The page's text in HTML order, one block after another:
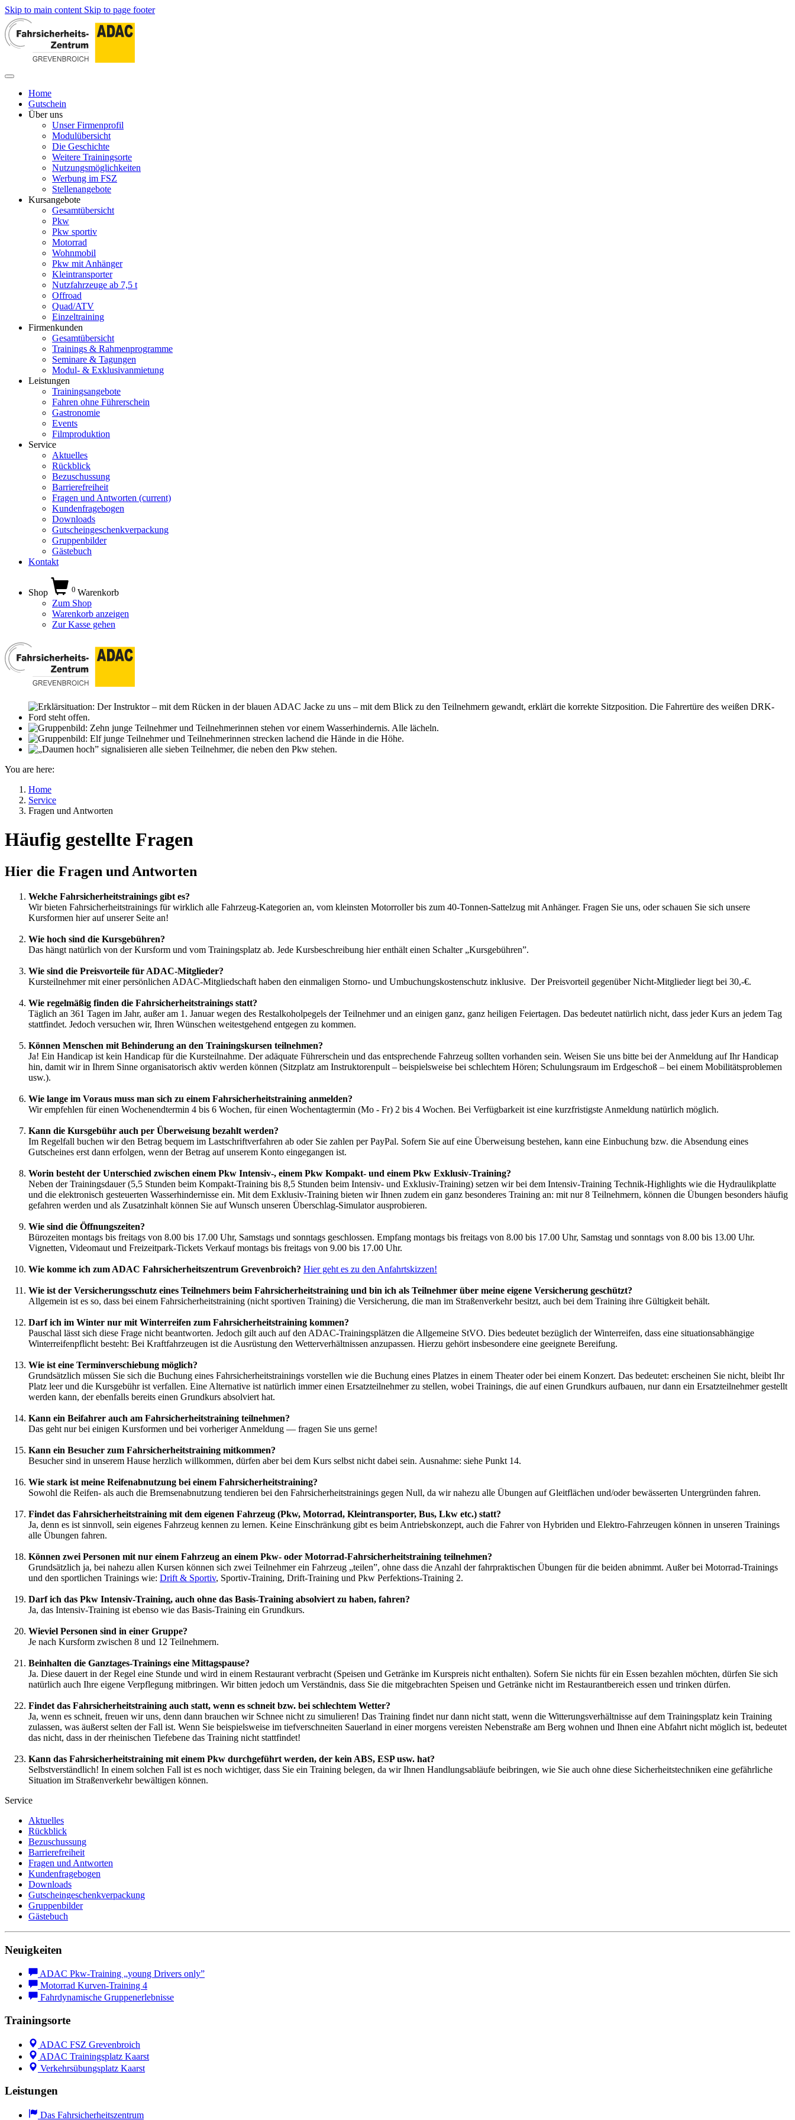
Skip to main content Skip to page footer
Home
Gutschein
Über uns
Unser Firmenprofil
Modulübersicht
Die Geschichte
Weitere Trainingsorte
Nutzungsmöglichkeiten
Werbung im FSZ
Stellenangebote
Kursangebote
Gesamtübersicht
Pkw
Pkw sportiv
Motorrad
Wohnmobil
Pkw mit Anhänger
Kleintransporter
Nutzfahrzeuge ab 7,5 t
Offroad
Quad/ATV
Einzeltraining
Firmenkunden
Gesamtübersicht
Trainings & Rahmenprogramme
Seminare & Tagungen
Modul- & Exklusivanmietung
Leistungen
Trainingsangebote
Fahren ohne Führerschein
Gastronomie
Events
Filmproduktion
Service
Aktuelles
Rückblick
Bezuschussung
Barrierefreiheit
Fragen und Antworten (current)
Kundenfragebogen
Downloads
Gutscheingeschenkverpackung
Gruppenbilder
Gästebuch
Kontakt
Shop 0 Warenkorb
Zum Shop
Warenkorb anzeigen
Zur Kasse gehen
You are here:
Home
Service
Fragen und Antworten
Häufig gestellte Fragen
Hier die Fragen und Antworten
Welche Fahrsicherheitstrainings gibt es?
Wir bieten Fahrsicherheitstrainings für wirklich alle Fahrzeug-Kategorien an, vom kleinsten Motorroller bis zum 40-Tonnen-Sattelzug mit Anhänger. Fragen Sie uns, oder schauen Sie sich unsere
Kursformen hier auf unserer Seite an!
Wie hoch sind die Kursgebühren?
Das hängt natürlich von der Kursform und vom Trainingsplatz ab. Jede Kursbeschreibung hier enthält einen Schalter „Kursgebühren”.
Wie sind die Preisvorteile für ADAC-Mitglieder?
Kursteilnehmer mit einer persönlichen ADAC-Mitgliedschaft haben den einmaligen Storno- und Umbuchungskostenschutz inklusive. Der Preisvorteil gegenüber Nicht-Mitglieder liegt bei 30,-€.
Wie regelmäßig finden die Fahrsicherheitstrainings statt?
Täglich an 361 Tagen im Jahr, außer am 1. Januar wegen des Restalkoholpegels der Teilnehmer und an einigen ganz, ganz heiligen Feiertagen. Das bedeutet natürlich nicht, dass jeder Kurs an jedem Tag
stattfindet. Jedoch versuchen wir, Ihren Wünschen weitestgehend entgegen zu kommen.
Können Menschen mit Behinderung an den Trainingskursen teilnehmen?
Ja! Ein Handicap ist kein Handicap für die Kursteilnahme. Der adäquate Führerschein und das entsprechende Fahrzeug sollten vorhanden sein. Weisen Sie uns bitte bei der Anmeldung auf Ihr Handicap
hin, damit wir in Ihrem Sinne organisatorisch aktiv werden können (Sitzplatz am Instruktorenpult – beispielsweise bei schlechtem Hören; Schulungsraum im Erdgeschoß – bei einem Mobilitätsproblemen
usw.).
Wie lange im Voraus muss man sich zu einem Fahrsicherheitstraining anmelden?
Wir empfehlen für einen Wochenendtermin 4 bis 6 Wochen, für einen Wochentagtermin (Mo - Fr) 2 bis 4 Wochen. Bei Verfügbarkeit ist eine kurzfristigste Anmeldung natürlich möglich.
Kann die Kursgebühr auch per Überweisung bezahlt werden?
Im Regelfall buchen wir den Betrag bequem im Lastschriftverfahren ab oder Sie zahlen per PayPal. Sofern Sie auf eine Überweisung bestehen, kann eine Einbuchung bzw. die Absendung eines
Gutscheines erst dann erfolgen, wenn der Betrag auf unserem Konto eingegangen ist.
Worin besteht der Unterschied zwischen einem Pkw Intensiv-, einem Pkw Kompakt- und einem Pkw Exklusiv-Training?
Neben der Trainingsdauer (5,5 Stunden beim Kompakt-Training bis 8,5 Stunden beim Intensiv- und Exklusiv-Training) setzen wir bei dem Intensiv-Training Technik-Highlights wie die Hydraulikplatte
und die elektronisch gesteuerten Wasserhindernisse ein. Mit dem Exklusiv-Training bieten wir Ihnen zudem ein ganz besonderes Training an: mit nur 8 Teilnehmern, können die Übungen besonders häufig
gefahren werden und als Zusatzinhalt können Sie auf Wunsch unseren Überschlag-Simulator ausprobieren.
Wie sind die Öffnungszeiten?
Bürozeiten montags bis freitags von 8.00 bis 17.00 Uhr, Samstags und sonntags geschlossen. Empfang montags bis freitags von 8.00 bis 17.00 Uhr, Samstag und sonntags von 8.00 bis 13.00 Uhr.
Vignetten, Videomaut und Freizeitpark-Tickets Verkauf montags bis freitags von 9.00 bis 17.00 Uhr.
Wie komme ich zum ADAC Fahrsicherheitszentrum Grevenbroich? Hier geht es zu den Anfahrtskizzen!
Wie ist der Versicherungsschutz eines Teilnehmers beim Fahrsicherheitstraining und bin ich als Teilnehmer über meine eigene Versicherung geschützt?
Allgemein ist es so, dass bei einem Fahrsicherheitstraining (nicht sportiven Training) die Versicherung, die man im Straßenverkehr besitzt, auch bei dem Training ihre Gültigkeit behält.
Darf ich im Winter nur mit Winterreifen zum Fahrsicherheitstraining kommen?
Pauschal lässt sich diese Frage nicht beantworten. Jedoch gilt auch auf den ADAC-Trainingsplätzen die Allgemeine StVO. Dies bedeutet bezüglich der Winterreifen, dass eine situationsabhängige
Winterreifenpflicht besteht: Bei Kraftfahrzeugen ist die Ausrüstung den Wetterverhältnissen anzupassen. Hierzu gehört insbesondere eine geeignete Bereifung.
Wie ist eine Terminverschiebung möglich?
Grundsätzlich müssen Sie sich die Buchung eines Fahrsicherheitstrainings vorstellen wie die Buchung eines Platzes in einem Theater oder bei einem Konzert. Das bedeutet: erscheinen Sie nicht, bleibt Ihr
Platz leer und die Kursgebühr ist verfallen. Eine Alternative ist natürlich immer einen Ersatzteilnehmer zu stellen, wobei Trainings, die auf einen Grundkurs aufbauen, nur dann ein Ersatzteilnehmer gestellt
werden kann, der ebenfalls bereits einen Grundkurs absolviert hat.
Kann ein Beifahrer auch am Fahrsicherheitstraining teilnehmen?
Das geht nur bei einigen Kursformen und bei vorheriger Anmeldung — fragen Sie uns gerne!
Kann ein Besucher zum Fahrsicherheitstraining mitkommen?
Besucher sind in unserem Hause herzlich willkommen, dürfen aber bei dem Kurs selbst nicht dabei sein. Ausnahme: siehe Punkt 14.
Wie stark ist meine Reifenabnutzung bei einem Fahrsicherheitstraining?
Sowohl die Reifen- als auch die Bremsenabnutzung tendieren bei den Fahrsicherheitstrainings gegen Null, da wir nahezu alle Übungen auf Gleitflächen und/oder bewässerten Untergründen fahren.
Findet das Fahrsicherheitstraining mit dem eigenen Fahrzeug (Pkw, Motorrad, Kleintransporter, Bus, Lkw etc.) statt?
Ja, denn es ist sinnvoll, sein eigenes Fahrzeug kennen zu lernen. Keine Einschränkung gibt es beim Antriebskonzept, auch die Fahrer von Hybriden und Elektro-Fahrzeugen können in unseren Trainings
alle Übungen fahren.
Können zwei Personen mit nur einem Fahrzeug an einem Pkw- oder Motorrad-Fahrsicherheitstraining teilnehmen?
Grundsätzlich ja, bei nahezu allen Kursen können sich zwei Teilnehmer ein Fahrzeug „teilen”, ohne dass die Anzahl der fahrpraktischen Übungen für die beiden abnimmt. Außer bei Motorrad-Trainings
und den sportlichen Trainings wie: Drift & Sportiv, Sportiv-Training, Drift-Training und Pkw Perfektions-Training 2.
Darf ich das Pkw Intensiv-Training, auch ohne das Basis-Training absolviert zu haben, fahren?
Ja, das Intensiv-Training ist ebenso wie das Basis-Training ein Grundkurs.
Wieviel Personen sind in einer Gruppe?
Je nach Kursform zwischen 8 und 12 Teilnehmern.
Beinhalten die Ganztages-Trainings eine Mittagspause?
Ja. Diese dauert in der Regel eine Stunde und wird in einem Restaurant verbracht (Speisen und Getränke im Kurspreis nicht enthalten). Sofern Sie nichts für ein Essen bezahlen möchten, dürfen Sie sich
natürlich auch Ihre eigene Verpflegung mitbringen. Wir bitten jedoch um Verständnis, dass Sie die mitgebrachten Speisen und Getränke nicht im Restaurantbereich essen und trinken dürfen.
Findet das Fahrsicherheitstraining auch statt, wenn es schneit bzw. bei schlechtem Wetter?
Ja, wenn es schneit, freuen wir uns, denn dann brauchen wir Schnee nicht zu simulieren! Das Training findet nur dann nicht statt, wenn die Witterungsverhältnisse auf dem Trainingsplatz kein Training
zulassen, was äußerst selten der Fall ist. Wenn Sie beispielsweise im tiefverschneiten Sauerland in einer morgens vereisten Nebenstraße am Berg wohnen und Ihnen eine Abfahrt nicht möglich ist, bedeutet
das nicht, dass in der rheinischen Tiefebene das Training nicht stattfindet!
Kann das Fahrsicherheitstraining mit einem Pkw durchgeführt werden, der kein ABS, ESP usw. hat?
Selbstverständlich! In einem solchen Fall ist es noch wichtiger, dass Sie ein Training belegen, da wir Ihnen Handlungsabläufe beibringen, wie Sie auch ohne diese Sicherheitstechniken eine gefährliche
Situation im Straßenverkehr bewältigen können.
Service
Aktuelles
Rückblick
Bezuschussung
Barrierefreiheit
Fragen und Antworten
Kundenfragebogen
Downloads
Gutscheingeschenkverpackung
Gruppenbilder
Gästebuch
Neuigkeiten
ADAC Pkw-Training „young Drivers only”
Motorrad Kurven-Training 4
Fahrdynamische Gruppenerlebnisse
Trainingsorte
ADAC FSZ Grevenbroich
ADAC Trainingsplatz Kaarst
Verkehrsübungsplatz Kaarst
Leistungen
Das Fahrsicherheitszentrum